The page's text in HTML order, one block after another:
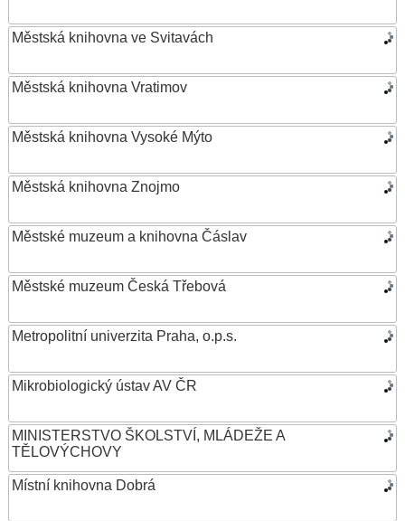
Městská knihovna ve Svitavách
Městská knihovna Vratimov
Městská knihovna Vysoké Mýto
Městská knihovna Znojmo
Městské muzeum a knihovna Čáslav
Městské muzeum Česká Třebová
Metropolitní univerzita Praha, o.p.s.
Mikrobiologický ústav AV ČR
MINISTERSTVO ŠKOLSTVÍ, MLÁDEŽE A
TĚLOVÝCHOVY
Místní knihovna Dobrá